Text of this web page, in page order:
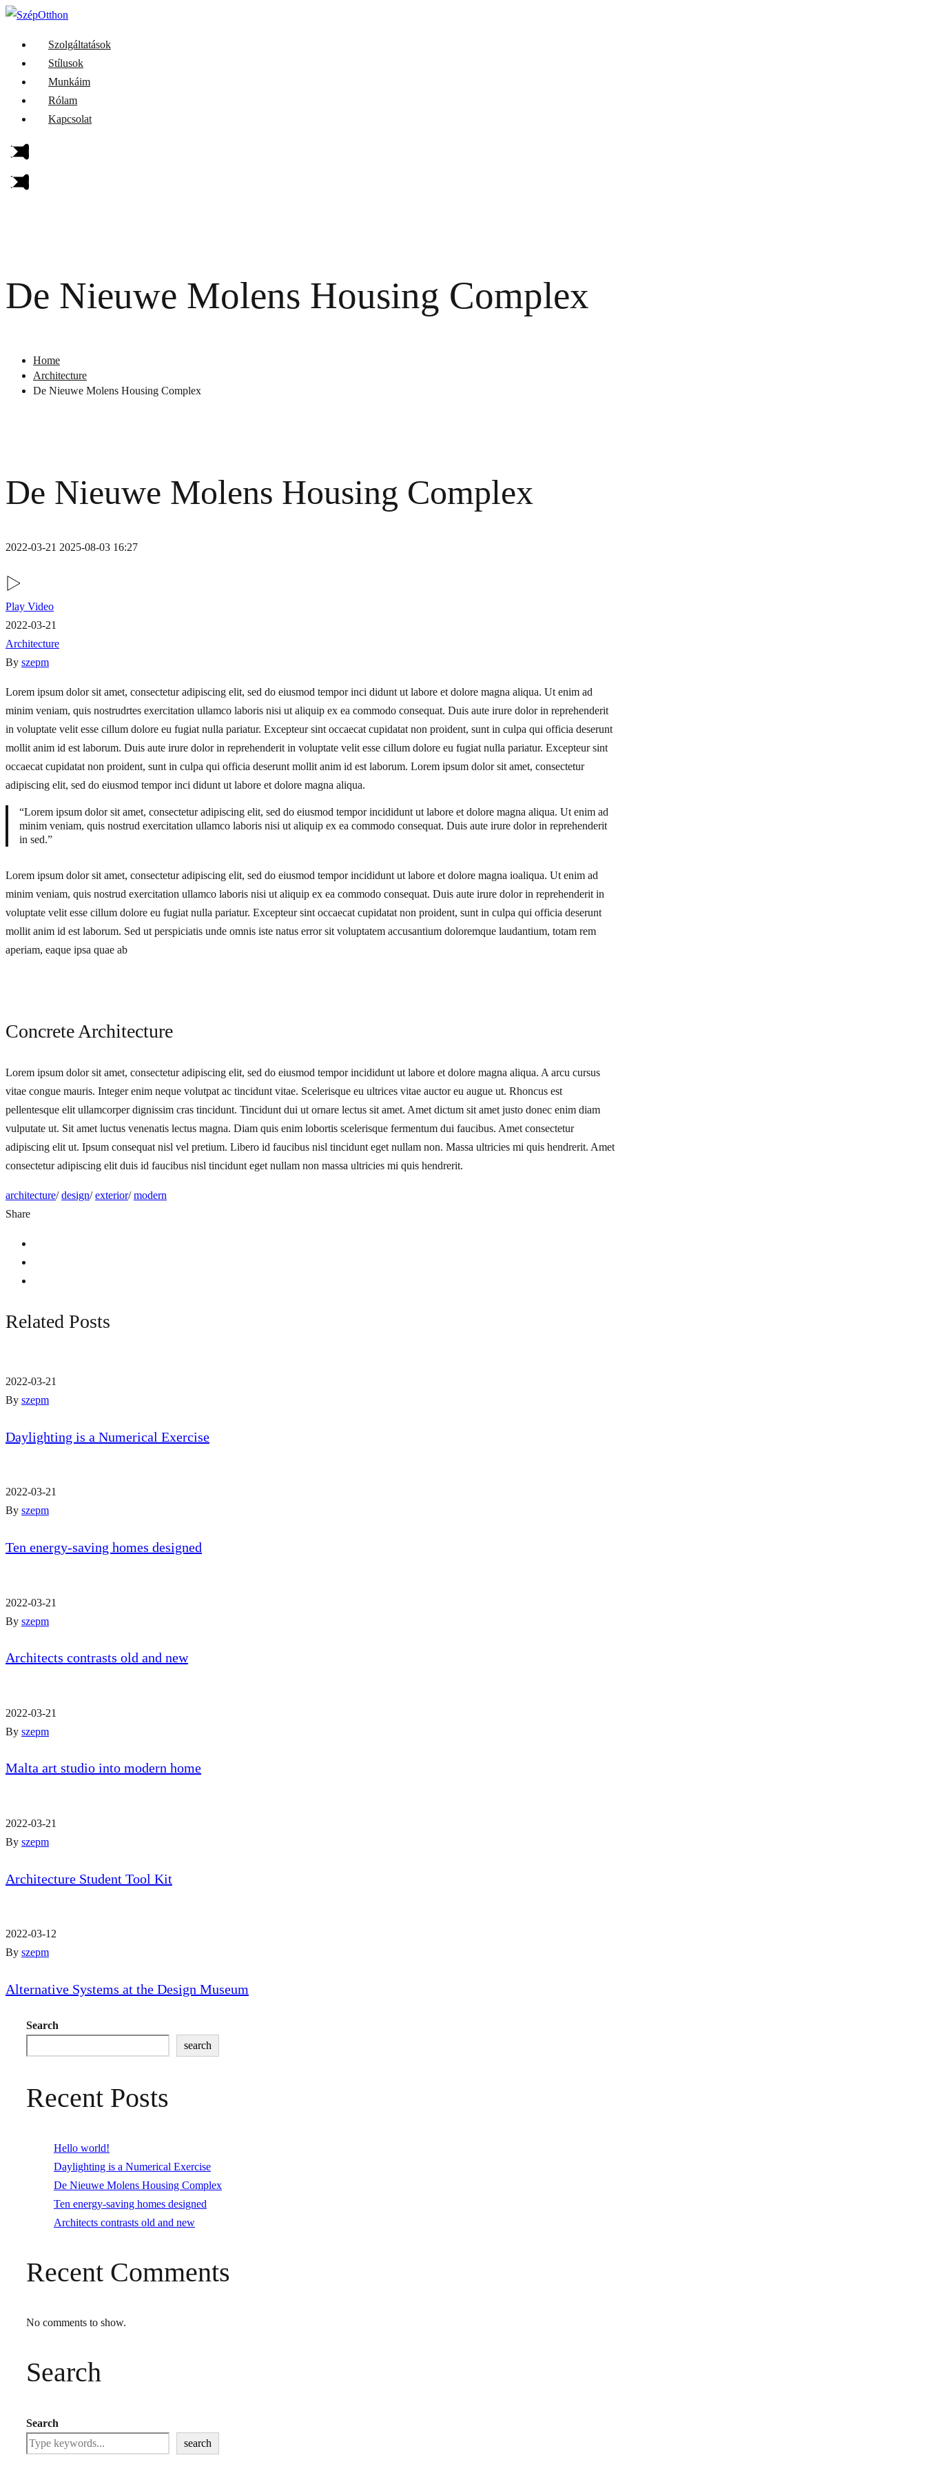
Szolgáltatások
Stílusok
Munkáim
Rólam
Kapcsolat
De Nieuwe Molens Housing Complex
Home
Architecture
De Nieuwe Molens Housing Complex
De Nieuwe Molens Housing Complex
2022-03-21 2025-08-03 16:27
Play Video
2022-03-21
Architecture
By szepm
De
Nieuwe
Molens
Housing
Complex
Lorem ipsum dolor sit amet, consectetur adipiscing elit, sed do eiusmod tempor inci didunt ut labore et dolore magna aliqua. Ut enim ad
minim veniam, quis nostrudrtes exercitation ullamco laboris nisi ut aliquip ex ea commodo consequat. Duis aute irure dolor in reprehenderit
in voluptate velit esse cillum dolore eu fugiat nulla pariatur. Excepteur sint occaecat cupidatat non proident, sunt in culpa qui officia deserunt
mollit anim id est laborum. Duis aute irure dolor in reprehenderit in voluptate velit esse cillum dolore eu fugiat nulla pariatur. Excepteur sint
occaecat cupidatat non proident, sunt in culpa qui officia deserunt mollit anim id est laborum. Lorem ipsum dolor sit amet, consectetur
adipiscing elit, sed do eiusmod tempor inci didunt ut labore et dolore magna aliqua.
“Lorem ipsum dolor sit amet, consectetur adipiscing elit, sed do eiusmod tempor incididunt ut labore et dolore magna aliqua. Ut enim ad
minim veniam, quis nostrud exercitation ullamco laboris nisi ut aliquip ex ea commodo consequat. Duis aute irure dolor in reprehenderit
in sed.”
Lorem ipsum dolor sit amet, consectetur adipiscing elit, sed do eiusmod tempor incididunt ut labore et dolore magna ioaliqua. Ut enim ad
minim veniam, quis nostrud exercitation ullamco laboris nisi ut aliquip ex ea commodo consequat. Duis aute irure dolor in reprehenderit in
voluptate velit esse cillum dolore eu fugiat nulla pariatur. Excepteur sint occaecat cupidatat non proident, sunt in culpa qui officia deserunt
mollit anim id est laborum. Sed ut perspiciatis unde omnis iste natus error sit voluptatem accusantium doloremque laudantium, totam rem
aperiam, eaque ipsa quae ab
Concrete Architecture
Lorem ipsum dolor sit amet, consectetur adipiscing elit, sed do eiusmod tempor incididunt ut labore et dolore magna aliqua. A arcu cursus
vitae congue mauris. Integer enim neque volutpat ac tincidunt vitae. Scelerisque eu ultrices vitae auctor eu augue ut. Rhoncus est
pellentesque elit ullamcorper dignissim cras tincidunt. Tincidunt dui ut ornare lectus sit amet. Amet dictum sit amet justo donec enim diam
vulputate ut. Sit amet luctus venenatis lectus magna. Diam quis enim lobortis scelerisque fermentum dui faucibus. Amet consectetur
adipiscing elit ut. Ipsum consequat nisl vel pretium. Libero id faucibus nisl tincidunt eget nullam non. Massa ultricies mi quis hendrerit. Amet
consectetur adipiscing elit duis id faucibus nisl tincidunt eget nullam non massa ultricies mi quis hendrerit.
architecture/ design/ exterior/ modern
Share
Related Posts
2022-03-21
By szepm
Daylighting is a Numerical Exercise
2022-03-21
By szepm
Ten energy-saving homes designed
2022-03-21
By szepm
Architects contrasts old and new
2022-03-21
By szepm
Malta art studio into modern home
2022-03-21
By szepm
Architecture Student Tool Kit
2022-03-12
By szepm
Alternative Systems at the Design Museum
Search
search
Recent Posts
Hello world!
Daylighting is a Numerical Exercise
De Nieuwe Molens Housing Complex
Ten energy-saving homes designed
Architects contrasts old and new
Recent Comments
No comments to show.
Search
Search
search